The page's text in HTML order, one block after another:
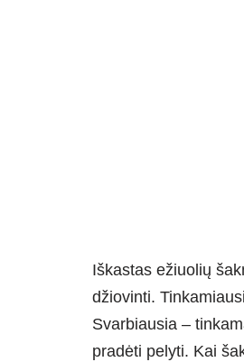
Iškastas ežiuolių
džiovinti.
Svarbiausia –
pradėti pelyti. Kai